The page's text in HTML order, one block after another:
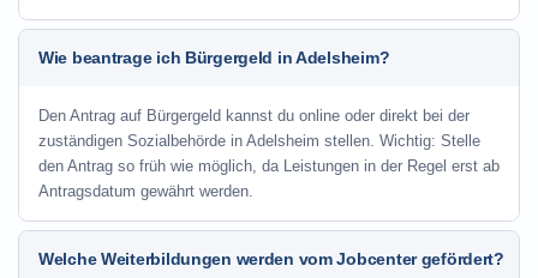
Wie beantrage ich Bürgergeld in Adelsheim?
Den Antrag auf Bürgergeld kannst du online oder direkt bei der
zuständigen Sozialbehörde in Adelsheim stellen. Wichtig: Stelle
den Antrag so früh wie möglich, da Leistungen in der Regel erst ab
Antragsdatum gewährt werden.
Welche Weiterbildungen werden vom Jobcenter gefördert?